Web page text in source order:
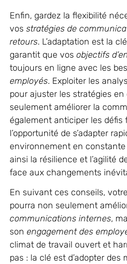
Enfin, gardez la flexibilité
vos stratégies de
retours. L’adaptation est la
garantit que vos objectifs
toujours en ligne avec les
employés. Exploiter les
pour ajuster les stratégies
seulement améliorer la
également anticiper les défis
l’opportunité de s’adapter
environnement en
ainsi la résilience et l’agilité
face aux changements
En suivant ces conseils,
pourra non seulement
communications internes,
son engagement des
climat de travail ouvert et
pas : la clé est d’adopter des